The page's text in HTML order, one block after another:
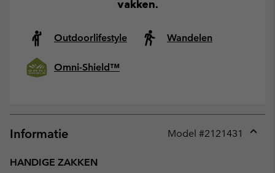
vakken.
Outdoorlifestyle Wandelen
Omni-Shield™
Informatie Model #2121431
HANDIGE ZAKKEN